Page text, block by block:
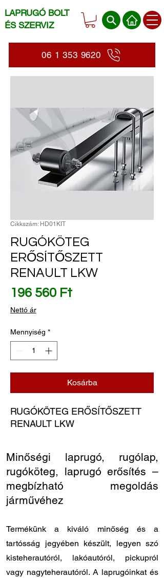
LAPRUGÓ BOLT
ÉS SZERVIZ
06 1 353 9620
Cikkszám: HD01KIT
RUGÓKÖTEG
ERŐSÍTŐSZETT
RENAULT LKW
196 560 FtÁr
Nettó ár
Mennyiség *
Kosárba
RUGÓKÖTEG ERŐSÍTŐSZETT
RENAULT LKW
Minőségi laprugó, rugólap,
rugóköteg, laprugó erősítés –
megbízható megoldás
járművéhez
Termékünk a kiváló minőség és a
tartósság jegyében készült, legyen szó
kisteherautóról, lakóautóról, pickupról
vagy nagyteherautóról. A laprugóinkat és